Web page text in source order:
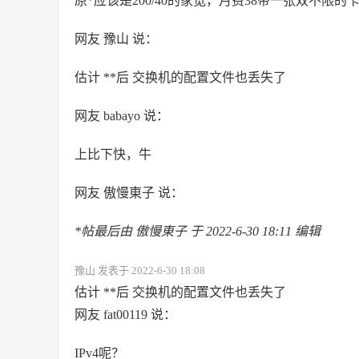
网友 豫山 说：
估计 **后 交换机的配置文件也丢失了
网友 babayo 说：
上比下快，牛
网友 傲慢東子 说：
*帖最后由 傲慢東子 于 2022-6-30 18:11 编辑
豫山 发表于 2022-6-30 18:08
估计 **后 交换机的配置文件也丢失了
网友 fat00119 说：
IPv4呢？